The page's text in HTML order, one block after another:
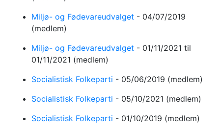
Miljø- og Fødevareudvalget - 04/07/2019
(medlem)
Miljø- og Fødevareudvalget - 01/11/2021 til
01/11/2021 (medlem)
Socialistisk Folkeparti - 05/06/2019 (medlem)
Socialistisk Folkeparti - 05/10/2021 (medlem)
Socialistisk Folkeparti - 01/10/2019 (medlem)